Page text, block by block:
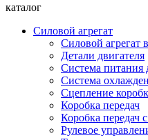
каталог
Силовой агрегат
Силовой агрегат
Детали двигателя
Система питания
Система
Сцепление
Коробка передач
Коробка передач
Рулевое